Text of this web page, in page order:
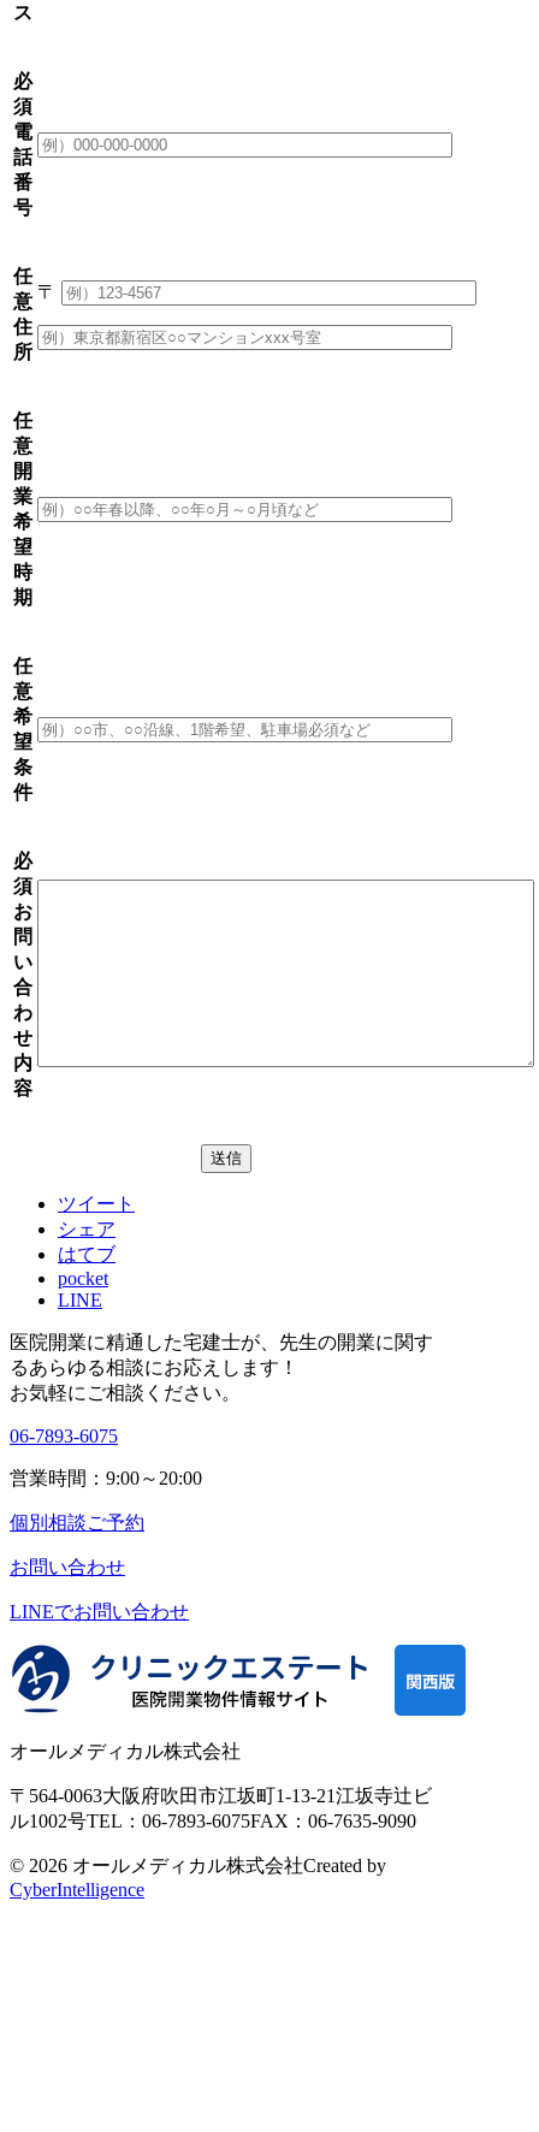
ス
必
須
電
話
番
号
任
意
住
所
〒
任
意
開
業
希
望
時
期
任
意
希
望
条
件
必
須
お
問
い
合
わ
せ
内
容
ツイート
シェア
はてブ
pocket
LINE
医院開業に精通した宅建士が、 先生の開業に関す
るあらゆる相談にお応えします！
お気軽にご相談ください。
06-7893-6075
営業時間：9:00～20:00
個別相談ご予約
お問い合わせ
LINEでお問い合わせ
オールメディカル株式会社
〒564-0063大阪府吹田市江坂町1-13-21江坂寺辻ビ
ル1002号TEL：06-7893-6075FAX：06-7635-9090
© 2026 オールメディカル株式会社Created by
CyberIntelligence